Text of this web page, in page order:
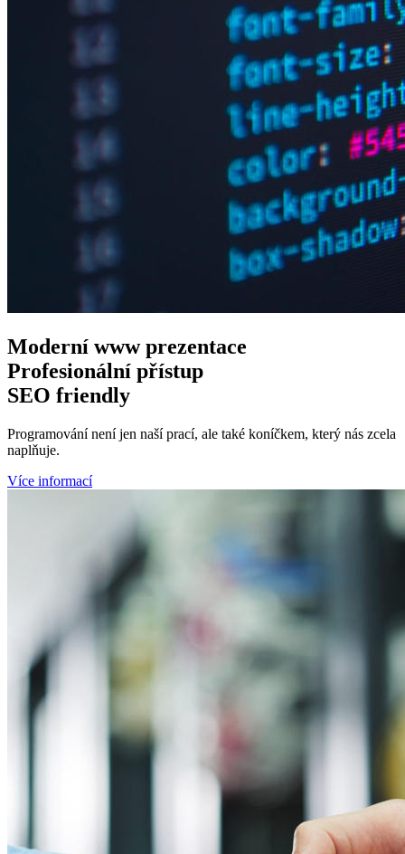
Moderní wwwprezentace
Profesionální přístup
SEO friendly
Programování není jen naší prací, ale také koníčkem, který nás zcela
naplňuje.
Více informací